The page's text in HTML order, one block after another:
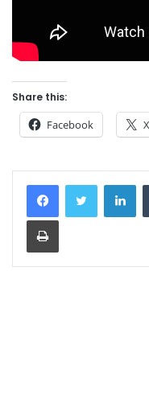
Share this:
Facebook X
Print